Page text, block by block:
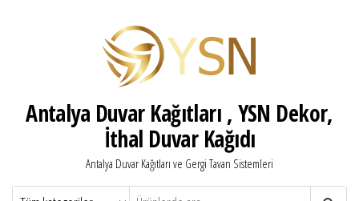
Antalya Duvar Kağıtları , YSN Dekor,
İthal Duvar Kağıdı
Antalya Duvar Kağıtları ve Gergi Tavan Sistemleri